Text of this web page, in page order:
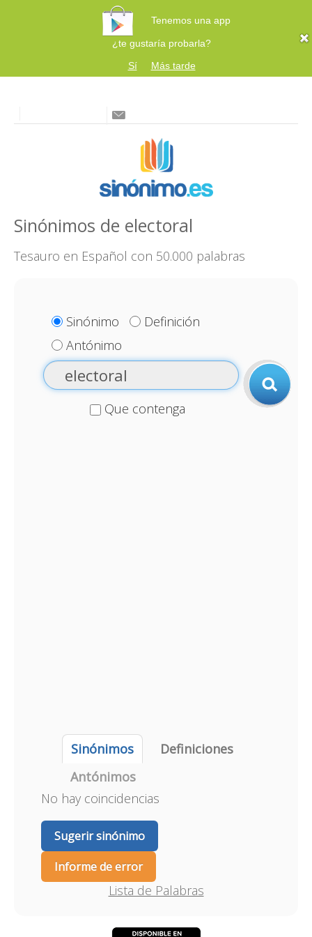
Tenemos una app
¿te gustaría probarla?
Sí
Más tarde
Sinónimos de electoral
Tesauro en Español con 50.000 palabras
Sinónimo
Definición
Antónimo
Que contenga
Sinónimos
Definiciones
Antónimos
No hay coincidencias
Sugerir sinónimo
Informe de error
Lista de Palabras